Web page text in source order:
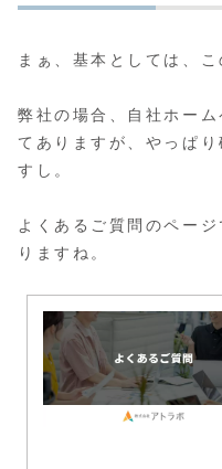
まぁ、基本としては、こ
弊社の場合、自社ホー
てありますが、やっぱ
すし。
よくあるご質問のペー
りますね。